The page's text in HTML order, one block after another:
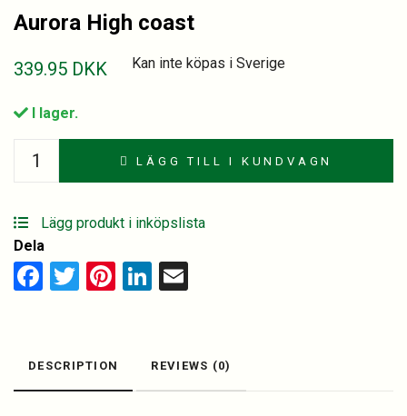
Aurora High coast
339.95 DKK Kan inte köpas i Sverige
I lager.
Aurora
High
quantity
LÄGG TILL I KUNDVAGN
Lägg produkt i inköpslista
Dela
Facebook
TwitterPinterest
LinkedIn
DESCRIPTION REVIEWS (0)